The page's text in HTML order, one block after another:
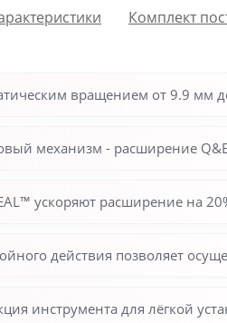
Комплект
вращением от 9.9 мм
механизм - расширение
ускоряют расширение на
действия позволяет
инструмента для лёгкой